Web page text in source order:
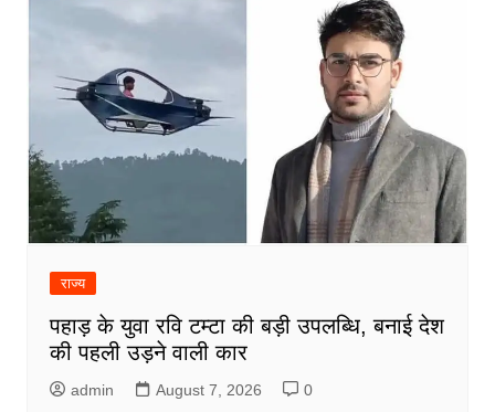
राज्य
पहाड़ के युवा रवि टम्टा की बड़ी उपलब्धि, बनाई देश
की पहली उड़ने वाली कार
admin August 7, 2026 0